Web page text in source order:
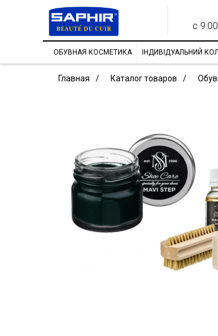
с
ОБУВНАЯ КОСМЕТИКА ІНДИВІДУАЛЬНИЙ
Главная Каталог товаров